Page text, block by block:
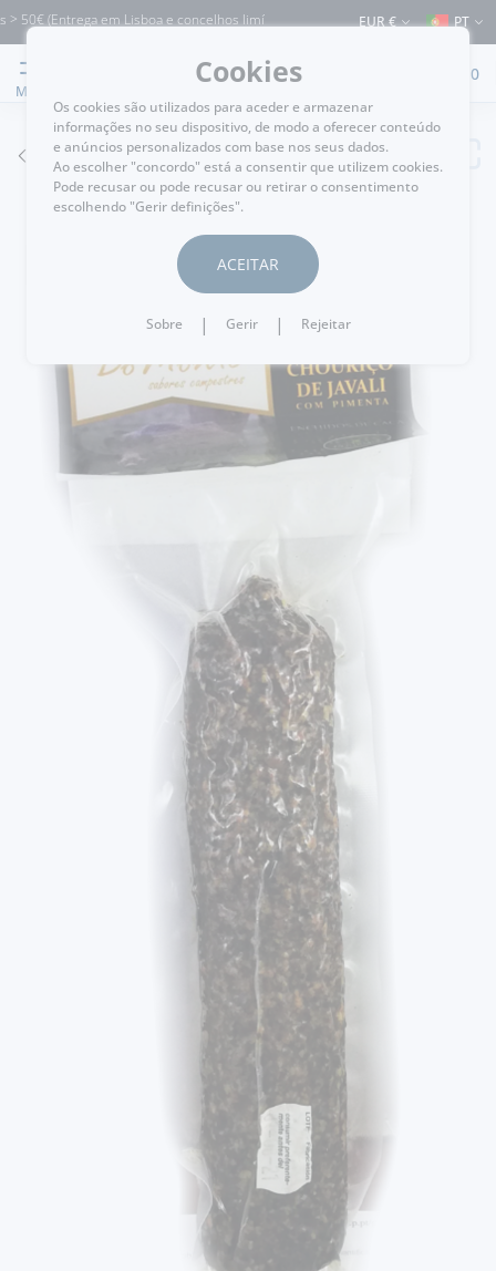
(Entrega em Lisboa e concelhos limítrofes) ⚠️ Envios para Portugal e para o
EUR € PT
MENU
0
VOLTAR
Cookies
Os cookies são utilizados para aceder e armazenar
informações no seu dispositivo, de modo a oferecer conteúdo
e anúncios personalizados com base nos seus dados.
Ao escolher "concordo" está a consentir que utilizem cookies.
Pode recusar ou pode recusar ou retirar o consentimento
escolhendo "Gerir definições".
ACEITAR
Sobre | Gerir | Rejeitar